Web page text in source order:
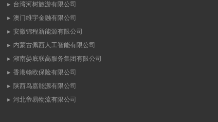
台湾河树旅游有限公司
澳门维宇金融有限公司
安徽锦程新能源有限公司
内蒙古佩西人工智能有限公司
湖南娄底联高服务集团有限公司
香港翰欧保险有限公司
陕西鸟嘉能源有限公司
河北帝易物流有限公司